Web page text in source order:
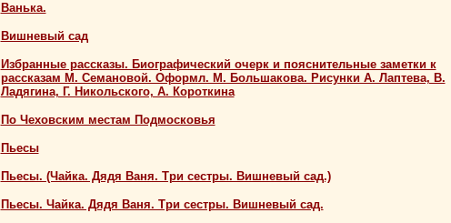
Ванька.
Вишневый сад
Избранные рассказы. Биографический очерк и пояснительные заметки к
рассказам М. Семановой. Оформл. М. Большакова. Рисунки А. Лаптева, В.
Ладягина, Г. Никольского, А. Короткина
По Чеховским местам Подмосковья
Пьесы
Пьесы. (Чайка. Дядя Ваня. Три сестры. Вишневый сад.)
Пьесы. Чайка. Дядя Ваня. Три сестры. Вишневый сад.